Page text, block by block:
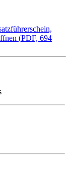
(PDF, 694